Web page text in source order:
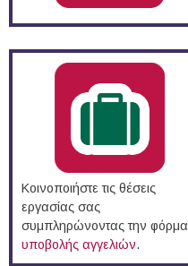
Κοινοποιήστε τις θέσεις
εργασίας σας
συμπληρώνοντας την φόρμα
υποβολής αγγελιών.